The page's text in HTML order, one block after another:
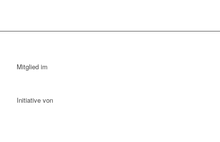
Mitglied im
Initiative von